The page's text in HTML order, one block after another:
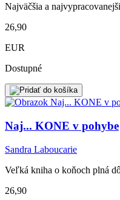
Najväčšia a
26,90
EUR
Dostupné
Naj... KONE v pohybe
Sandra Laboucarie
Veľká kniha o koňoch plná
26,90